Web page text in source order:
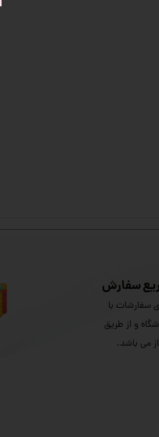
سفارش
سفارشات با
و از طریق
می باشد.